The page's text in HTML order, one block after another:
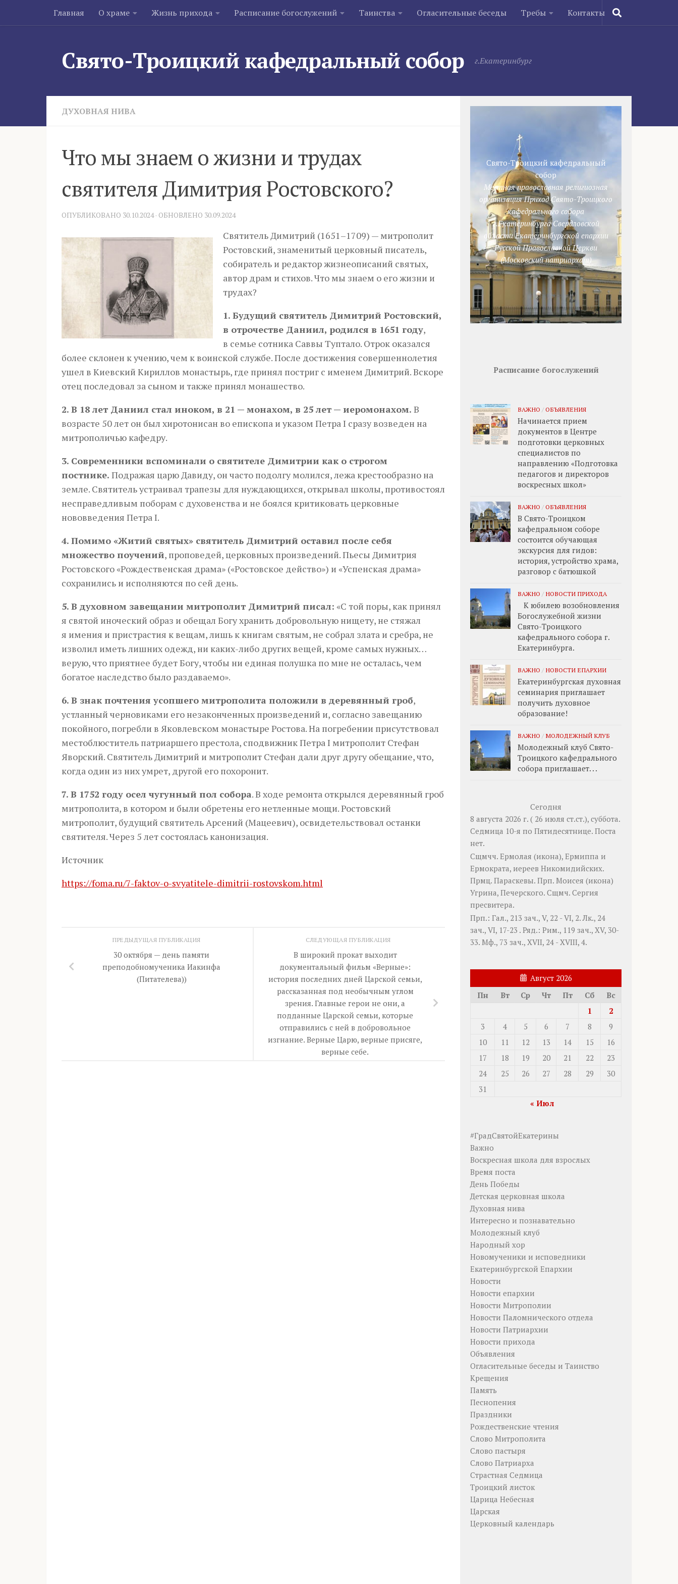
Skip to content
Главная О храме Жизнь прихода Расписание богослужений Таинства Огласительные беседы Требы Контакты
Свято-Троицкий кафедральный собор г.Екатеринбург
ДУХОВНАЯ НИВА
Что мы знаем о жизни и трудах
святителя Димитрия Ростовского?
ОПУБЛИКОВАНО 30.10.2024· ОБНОВЛЕНО 30.09.2024
Святитель Димитрий (1651–1709) — митрополит
Ростовский, знаменитый церковный писатель,
собиратель и редактор жизнеописаний святых,
автор драм и стихов. Что мы знаем о его жизни и
трудах?
1. Будущий святитель Димитрий Ростовский,
в отрочестве Даниил, родился в 1651 году,
в семье сотника Саввы Туптало. Отрок оказался
более склонен к учению, чем к воинской службе. После достижения совершеннолетия
ушел в Ки­ев­ский Кириллов монастырь, где принял постриг с именем Димитрий. Вскоре
отец последовал за сыном и так­же принял монашество.
2. В 18 лет Даниил стал иноком, в 21 — монахом, в 25 лет — иеромонахом. В
возрасте 50 лет он был хиротонисан во епископа и указом Петра I сразу возведен на
митрополичью кафедру.
3. Современники вспоминали о святителе Димитрии как о строгом
постнике. Подражая царю Давиду, он часто подолгу молился, лежа крестообразно на
земле. Святитель устраивал трапезы для нуждающихся, открывал школы, противостоял
несправедливым по­­бо­рам с духовенства и не боялся критиковать церковные
нововведения Петра I.
4. Помимо «Житий святых» святитель Димитрий оставил после себя
множество поучений, проповедей, церковных произведений. Пьесы Димитрия
Ростов­ского «Рождественская драма» («Ростовское действо») и «Успенская драма»
сохранились и исполняются по сей день.
5. В духовном завещании митрополит Димитрий писал: «С той поры, как принял
я святой иноческий образ и обещал Богу хранить добровольную нищету, не стяжал
я имения и пристрастия к вещам, лишь к книгам святым, не собрал злата и сребра, не
изволил иметь лишних одежд, ни каких-либо других вещей, кроме самых нужных…
верую, что приятнее будет Богу, чтобы ни единая полушка по мне не осталась, чем
богатое нас­ледство было раздаваемо».
6. В знак почтения усопшего митрополита положили в деревянный гроб,
устланный черновиками его незаконченных произведений и, согласно завещанию
покойного, погребли в Яков­левском монастыре Рос­това. На погребении присутствовал
местоблюс­ти­тель патриаршего престола, сподвижник Петра I митрополит Стефан
Яворский. Свя­титель Димитрий и мит­рополит Стефан дали друг другу обещание, что,
когда один из них умрет, другой его похоронит.
7. В 1752 году осел чугунный пол собора. В ходе ре­мон­та открылся деревянный гроб
митрополита, в котором и были обретены его нетленные мощи. Ростовский
митрополит, будущий святитель Арсений (Ма­це­евич), освидетельствовал останки
святителя. Через 5 лет состоялась канонизация.
Источник
https://foma.ru/7-faktov-o-svyatitele-dimitrii-rostovskom.html
СЛЕДУЮЩАЯ ПУБЛИКАЦИЯ
В широкий прокат выходит
документальный фильм «Верные»:
история последних дней Царской семьи,
рассказанная под необычным углом
зрения. Главные герои не они, а
подданные Царской семьи, которые
отправились с ней в добровольное
изгнание. Верные Царю, верные присяге,
верные себе.
ПРЕДЫДУЩАЯ ПУБЛИКАЦИЯ
30 октября — день памяти
преподобномученика Иакинфа
(Питателева))
Свято-Троицкий кафедральный
собор
Местная православная религиозная
организация Приход Свято-Троицкого
кафедрального собора
г.Екатеринбурга Свердловской
области Екатеринбургской епархии
Русской Православной Церкви
(Московский патриархат)
Расписание богослужений
ВАЖНО / ОБЪЯВЛЕНИЯ
Начинается прием
документов в Центре
подготовки церковных
специалистов по
направлению «Подготовка
педагогов и директоров
воскресных школ»
ВАЖНО / ОБЪЯВЛЕНИЯ
В Свято-Троицком
кафедральном соборе
состоится обучающая
экскурсия для гидов:
история, устройство храма,
разговор с батюшкой
ВАЖНО / НОВОСТИ ПРИХОДА
К юбилею возобновления
Богослужебной жизни
Свято-Троицкого
кафедрального собора г.
Екатеринбурга.
ВАЖНО / НОВОСТИ ЕПАРХИИ
Екатеринбургская духовная
семинария приглашает
получить духовное
образование!
ВАЖНО / МОЛОДЕЖНЫЙ КЛУБ
Молодежный клуб Свято-
Троицкого кафедрального
собора приглашает. . .
Сегодня
8 августа 2026 г. ( 26 июля ст.ст.), суббота.
Седмица 10-я по Пятидесятнице. Поста
нет.
Сщмчч. Ермолая (икона), Ермиппа и
Ермократа, иереев Никомидийских.
Прмц. Параскевы. Прп. Моисея (икона)
Угрина, Печерского. Сщмч. Сергия
пресвитера.
Прп.: Гал., 213 зач., V, 22 - VI, 2. Лк., 24
зач., VI, 17-23 . Ряд.: Рим., 119 зач., XV, 30-
33. Мф., 73 зач., XVII, 24 - XVIII, 4.
Август 2026
Пн
Вт Ср Чт Пт Сб
Вс
1
2
3
4 5 6 7 8
9
10
11 12 13 14 15
16
17
18 19 20 21 22
23
24
25 26 27 28 29
30
31
« Июл
#ГрадСвятойЕкатерины
Важно
Воскресная школа для взрослых
Время поста
День Победы
Детская церковная школа
Духовная нива
Интересно и познавательно
Молодежный клуб
Народный хор
Новомученики и исповедники
Екатеринбургской Епархии
Новости
Новости епархии
Новости Митрополии
Новости Паломнического отдела
Новости Патриархии
Новости прихода
Объявления
Огласительные беседы и Таинство
Крещения
Память
Песнопения
Праздники
Рождественские чтения
Слово Митрополита
Слово пастыря
Слово Патриарха
Страстная Седмица
Троицкий листок
Царица Небесная
Царская
Церковный календарь